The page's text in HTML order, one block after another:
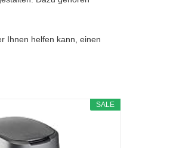
Ihnen helfen kann, einen
SALE